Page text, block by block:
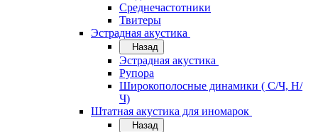
Среднечастотники
Твитеры
Эстрадная акустика
Назад
Эстрадная акустика
Рупора
Широкополосные динамики ( С/Ч, Н/
Ч)
Штатная акустика для иномарок
Назад